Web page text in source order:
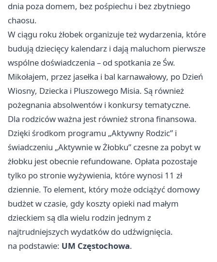
dnia poza domem, bez pośpiechu i bez zbytniego
chaosu.
W ciągu roku żłobek organizuje też wydarzenia, które
budują dziecięcy kalendarz i dają maluchom pierwsze
wspólne doświadczenia – od spotkania ze Św.
Mikołajem, przez jasełka i bal karnawałowy, po Dzień
Wiosny, Dziecka i Pluszowego Misia. Są również
pożegnania absolwentów i konkursy tematyczne.
Dla rodziców ważna jest również strona finansowa.
Dzięki środkom programu „Aktywny Rodzic” i
świadczeniu „Aktywnie w Żłobku” czesne za pobyt w
żłobku jest obecnie refundowane. Opłata pozostaje
tylko po stronie wyżywienia, które wynosi 11 zł
dziennie. To element, który może odciążyć domowy
budżet w czasie, gdy koszty opieki nad małym
dzieckiem są dla wielu rodzin jednym z
najtrudniejszych wydatków do udźwignięcia.
na podstawie: UM Częstochowa.